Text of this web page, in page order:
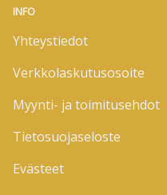
INFO
Yhteystiedot
Verkkolaskutusosoite
Myynti- ja toimitusehdot
Tietosuojaseloste
Evästeet